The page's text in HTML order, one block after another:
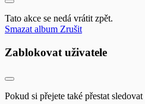
Tato akce se nedá vrátit zpět.
Smazat album Zrušit
Zablokovat uživatele
Pokud si přejete také přestat